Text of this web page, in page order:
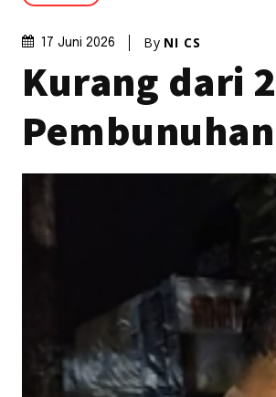
17 Juni 2026 By NI CS
Kurang dari